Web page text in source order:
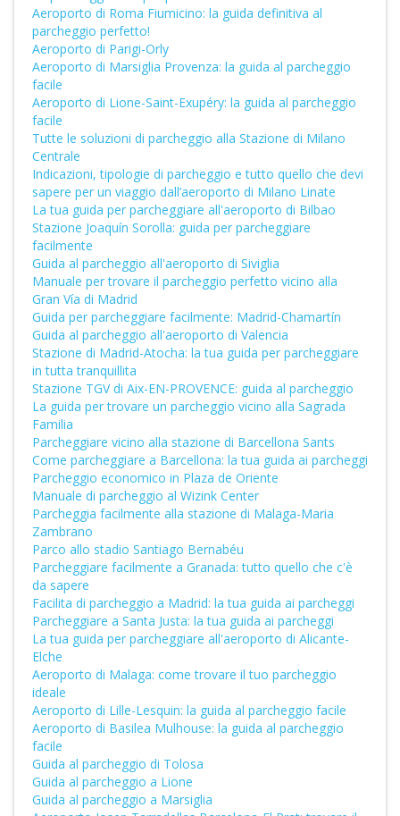
Aeroporto di Roma Fiumicino: la guida definitiva al
parcheggio perfetto!
Aeroporto di Parigi-Orly
Aeroporto di Marsiglia Provenza: la guida al parcheggio
facile
Aeroporto di Lione-Saint-Exupéry: la guida al parcheggio
facile
Tutte le soluzioni di parcheggio alla Stazione di Milano
Centrale
Indicazioni, tipologie di parcheggio e tutto quello che devi
sapere per un viaggio dall’aeroporto di Milano Linate
La tua guida per parcheggiare all'aeroporto di Bilbao
Stazione Joaquín Sorolla: guida per parcheggiare
facilmente
Guida al parcheggio all'aeroporto di Siviglia
Manuale per trovare il parcheggio perfetto vicino alla
Gran Vía di Madrid
Guida per parcheggiare facilmente: Madrid-Chamartín
Guida al parcheggio all'aeroporto di Valencia
Stazione di Madrid-Atocha: la tua guida per parcheggiare
in tutta tranquillita
Stazione TGV di Aix-EN-PROVENCE: guida al parcheggio
La guida per trovare un parcheggio vicino alla Sagrada
Familia
Parcheggiare vicino alla stazione di Barcellona Sants
Come parcheggiare a Barcellona: la tua guida ai parcheggi
Parcheggio economico in Plaza de Oriente
Manuale di parcheggio al Wizink Center
Parcheggia facilmente alla stazione di Malaga-Maria
Zambrano
Parco allo stadio Santiago Bernabéu
Parcheggiare facilmente a Granada: tutto quello che c'è
da sapere
Facilita di parcheggio a Madrid: la tua guida ai parcheggi
Parcheggiare a Santa Justa: la tua guida ai parcheggi
La tua guida per parcheggiare all'aeroporto di Alicante-
Elche
Aeroporto di Malaga: come trovare il tuo parcheggio
ideale
Aeroporto di Lille-Lesquin: la guida al parcheggio facile
Aeroporto di Basilea Mulhouse: la guida al parcheggio
facile
Guida al parcheggio di Tolosa
Guida al parcheggio a Lione
Guida al parcheggio a Marsiglia